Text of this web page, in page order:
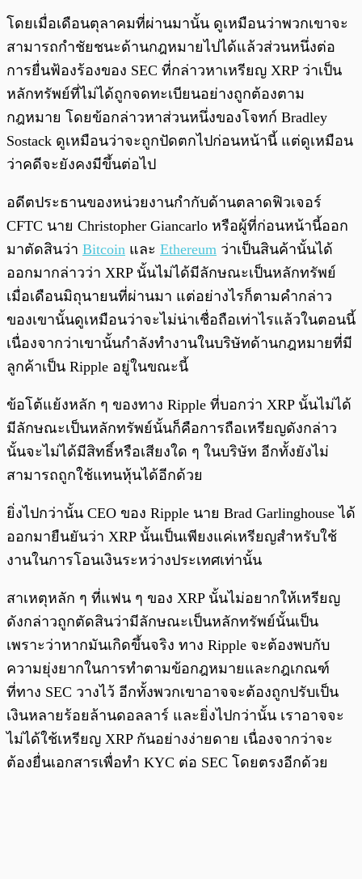
โดยเมื่อเดือนตุลาคมที่ผ่านมานั้น ดูเหมือนว่าพวกเขาจะ
สามารถกำชัยชนะด้านกฎหมายไปได้แล้วส่วนหนึ่งต่อ
การยื่นฟ้องร้องของ SEC ที่กล่าวหาเหรียญ​ XRP ว่าเป็น
หลักทรัพย์ที่ไม่ได้ถูกจดทะเบียนอย่างถูกต้องตาม
กฎหมาย โดยข้อกล่าวหาส่วนหนึ่งของโจทก์ Bradley
Sostack ดูเหมือนว่าจะถูกปัดตกไปก่อนหน้านี้ แต่ดูเหมือน
ว่าคดีจะยังคงมีขึ้นต่อไป
อดีตประธานของหน่วยงานกำกับด้านตลาดฟิวเจอร์
CFTC นาย Christopher Giancarlo หรือผู้ที่ก่อนหน้านี้ออก
มาตัดสินว่า Bitcoin และ Ethereum ว่าเป็นสินค้านั้นได้
ออกมากล่าวว่า XRP นั้นไม่ได้มีลักษณะเป็นหลักทรัพย์
เมื่อเดือนมิถุนายนที่ผ่านมา แต่อย่างไรก็ตามคำกล่าว
ของเขานั้นดูเหมือนว่าจะไม่น่าเชื่อถือเท่าไรแล้วในตอนนี้
เนื่องจากว่าเขานั้นกำลังทำงานในบริษัทด้านกฎหมายที่มี
ลูกค้าเป็น Ripple อยู่ในขณะนี้
ข้อโต้แย้งหลัก ๆ ของทาง Ripple ที่บอกว่า XRP นั้นไม่ได้
มีลักษณะเป็นหลักทรัพย์นั้นก็คือการถือเหรียญดังกล่าว
นั้นจะไม่ได้มีสิทธิ์หรือเสียงใด ๆ ในบริษัท อีกทั้งยังไม่
สามารถถูกใช้แทนหุ้นได้อีกด้วย
ยิ่งไปกว่านั้น CEO ของ Ripple นาย Brad Garlinghouse ได้
ออกมายืนยันว่า XRP นั้นเป็นเพียงแค่เหรียญสำหรับใช้
งานในการโอนเงินระหว่างประเทศเท่านั้น
สาเหตุหลัก ๆ ที่แฟน ๆ ของ XRP นั้นไม่อยากให้เหรียญ
ดังกล่าวถูกตัดสินว่ามีลักษณะเป็นหลักทรัพย์นั้นเป็น
เพราะว่าหากมันเกิดขึ้นจริง ทาง Ripple จะต้องพบกับ
ความยุ่งยากในการทำตามข้อกฎหมายและกฎเกณฑ์
ที่ทาง SEC วางไว้ อีกทั้งพวกเขาอาจจะต้องถูกปรับเป็น
เงินหลายร้อยล้านดอลลาร์ และยิ่งไปกว่านั้น เราอาจจะ
ไม่ได้ใช้เหรียญ XRP กันอย่างง่ายดาย เนื่องจากว่าจะ
ต้องยื่นเอกสารเพื่อทำ KYC ต่อ SEC โดยตรงอีกด้วย